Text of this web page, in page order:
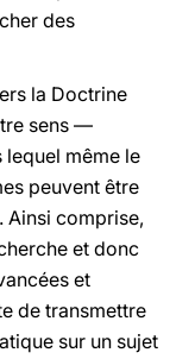
des
la Doctrine
sens —
même le
peuvent être
Ainsi comprise,
et donc
et
de transmettre
sur un sujet